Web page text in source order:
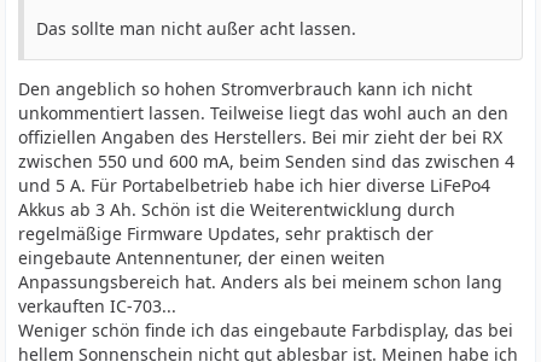
Das sollte man nicht außer acht lassen.
Den angeblich so hohen Stromverbrauch kann ich nicht
unkommentiert lassen. Teilweise liegt das wohl auch an den
offiziellen Angaben des Herstellers. Bei mir zieht der bei RX
zwischen 550 und 600 mA, beim Senden sind das zwischen 4
und 5 A. Für Portabelbetrieb habe ich hier diverse LiFePo4
Akkus ab 3 Ah. Schön ist die Weiterentwicklung durch
regelmäßige Firmware Updates, sehr praktisch der
eingebaute Antennentuner, der einen weiten
Anpassungsbereich hat. Anders als bei meinem schon lang
verkauften IC-703...
Weniger schön finde ich das eingebaute Farbdisplay, das bei
hellem Sonnenschein nicht gut ablesbar ist. Meinen habe ich